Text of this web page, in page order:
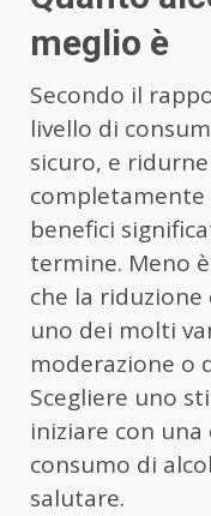
meglio è
Secondo il
livello di
sicuro, e
completamente
benefici
termine. Meno
che la riduzione
uno dei molti
moderazione o
Scegliere uno
iniziare con
consumo di
salutare.